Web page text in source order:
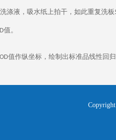
洗涤液，吸水纸上拍干，如此重复洗板
值。
OD值作纵坐标，绘制出标准品线性回